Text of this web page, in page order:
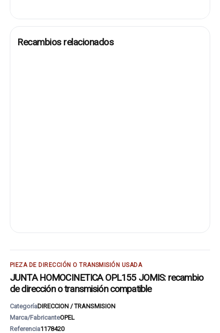
Recambios relacionados
PIEZA DE DIRECCIÓN O TRANSMISIÓN USADA
JUNTA HOMOCINETICA OPL155 JOMIS: recambio
de dirección o transmisión compatible
CategoríaDIRECCION / TRANSMISION
Marca/FabricanteOPEL
Referencia1178420